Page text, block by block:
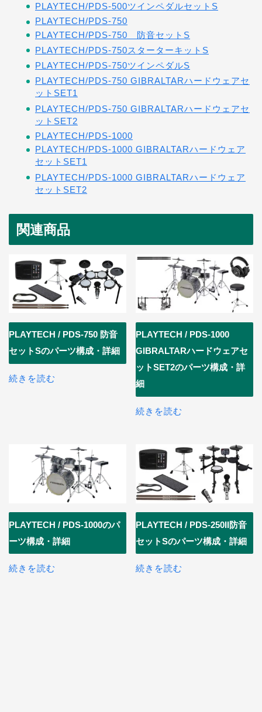
PLAYTECH/PDS-500ツインペダルセットS
PLAYTECH/PDS-750
PLAYTECH/PDS-750 防音セットS
PLAYTECH/PDS-750スターターキットS
PLAYTECH/PDS-750ツインペダルS
PLAYTECH/PDS-750 GIBRALTARハードウェアセ
ットSET1
PLAYTECH/PDS-750 GIBRALTARハードウェアセ
ットSET2
PLAYTECH/PDS-1000
PLAYTECH/PDS-1000 GIBRALTARハードウェア
セットSET1
PLAYTECH/PDS-1000 GIBRALTARハードウェア
セットSET2
関連商品
PLAYTECH / PDS-750 防音
セットSのパーツ構成・詳細
続きを読む
PLAYTECH / PDS-1000
GIBRALTARハードウェアセ
ットSET2のパーツ構成・詳
細
続きを読む
PLAYTECH / PDS-1000のパ
ーツ構成・詳細
続きを読む
PLAYTECH / PDS-250II防音
セットSのパーツ構成・詳細
続きを読む